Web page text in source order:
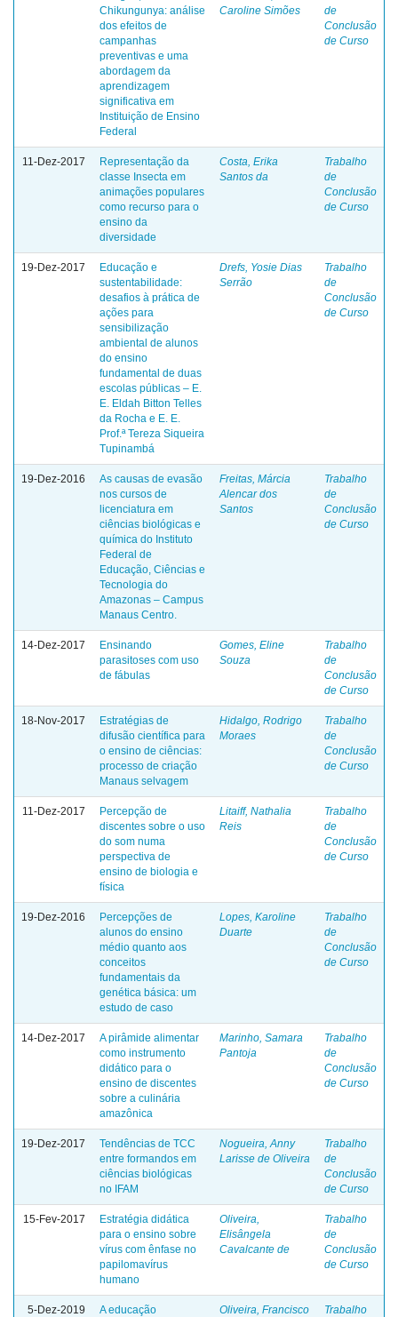
Chikungunya: análise
dos efeitos de
campanhas
preventivas e uma
abordagem da
aprendizagem
significativa em
Instituição de Ensino
Federal
Caroline Simões
de
Conclusão
de Curso
11-Dez-2017
Representação da
classe Insecta em
animações populares
como recurso para o
ensino da
diversidade
Costa, Erika
Santos da
Trabalho
de
Conclusão
de Curso
19-Dez-2017
Educação e
sustentabilidade:
desafios à prática de
ações para
sensibilização
ambiental de alunos
do ensino
fundamental de duas
escolas públicas – E.
E. Eldah Bitton Telles
da Rocha e E. E.
Prof.ª Tereza Siqueira
Tupinambá
Drefs, Yosie Dias
Serrão
Trabalho
de
Conclusão
de Curso
19-Dez-2016
As causas de evasão
nos cursos de
licenciatura em
ciências biológicas e
química do Instituto
Federal de
Educação, Ciências e
Tecnologia do
Amazonas – Campus
Manaus Centro.
Freitas, Márcia
Alencar dos
Santos
Trabalho
de
Conclusão
de Curso
14-Dez-2017
Ensinando
parasitoses com uso
de fábulas
Gomes, Eline
Souza
Trabalho
de
Conclusão
de Curso
18-Nov-2017
Estratégias de
difusão científica para
o ensino de ciências:
processo de criação
Manaus selvagem
Hidalgo, Rodrigo
Moraes
Trabalho
de
Conclusão
de Curso
11-Dez-2017
Percepção de
discentes sobre o uso
do som numa
perspectiva de
ensino de biologia e
física
Litaiff, Nathalia
Reis
Trabalho
de
Conclusão
de Curso
19-Dez-2016
Percepções de
alunos do ensino
médio quanto aos
conceitos
fundamentais da
genética básica: um
estudo de caso
Lopes, Karoline
Duarte
Trabalho
de
Conclusão
de Curso
14-Dez-2017
A pirâmide alimentar
como instrumento
didático para o
ensino de discentes
sobre a culinária
amazônica
Marinho, Samara
Pantoja
Trabalho
de
Conclusão
de Curso
19-Dez-2017
Tendências de TCC
entre formandos em
ciências biológicas
no IFAM
Nogueira, Anny
Larisse de Oliveira
Trabalho
de
Conclusão
de Curso
15-Fev-2017
Estratégia didática
para o ensino sobre
vírus com ênfase no
papilomavírus
humano
Oliveira,
Elisângela
Cavalcante de
Trabalho
de
Conclusão
de Curso
5-Dez-2019
A educação
Oliveira, Francisco
Trabalho